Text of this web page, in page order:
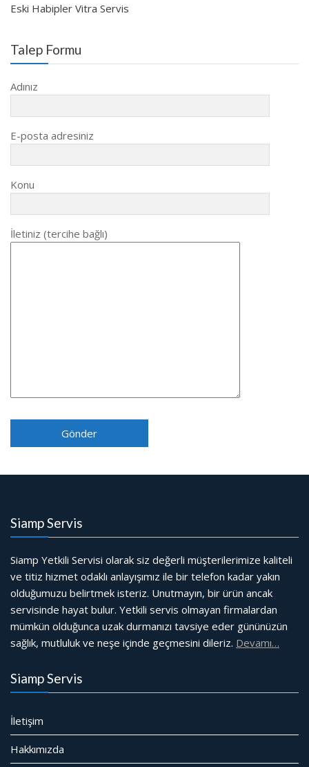
Eski Habipler Vitra Servis
Talep Formu
Adınız
E-posta adresiniz
Konu
İletiniz (tercihe bağlı)
Siamp Servis
Siamp Yetkili Servisi olarak siz değerli müşterilerimize kaliteli
ve titiz hizmet odaklı anlayışımız ile bir telefon kadar yakın
olduğumuzu belirtmek isteriz. Unutmayın, bir ürün ancak
servisinde hayat bulur. Yetkili servis olmayan firmalardan
mümkün olduğunca uzak durmanızı tavsiye eder gününüzün
sağlık, mutluluk ve neşe içinde geçmesini dileriz. Devamı…
Siamp Servis
İletişim
Hakkımızda